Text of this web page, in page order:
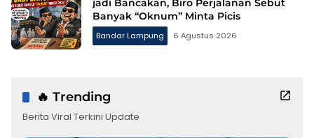
jadi Bancakan, Biro Perjalanan Sebut
Banyak “Oknum” Minta Picis
Bandar Lampung 6 Agustus 2026
🔥 Trending
Berita Viral Terkini Update